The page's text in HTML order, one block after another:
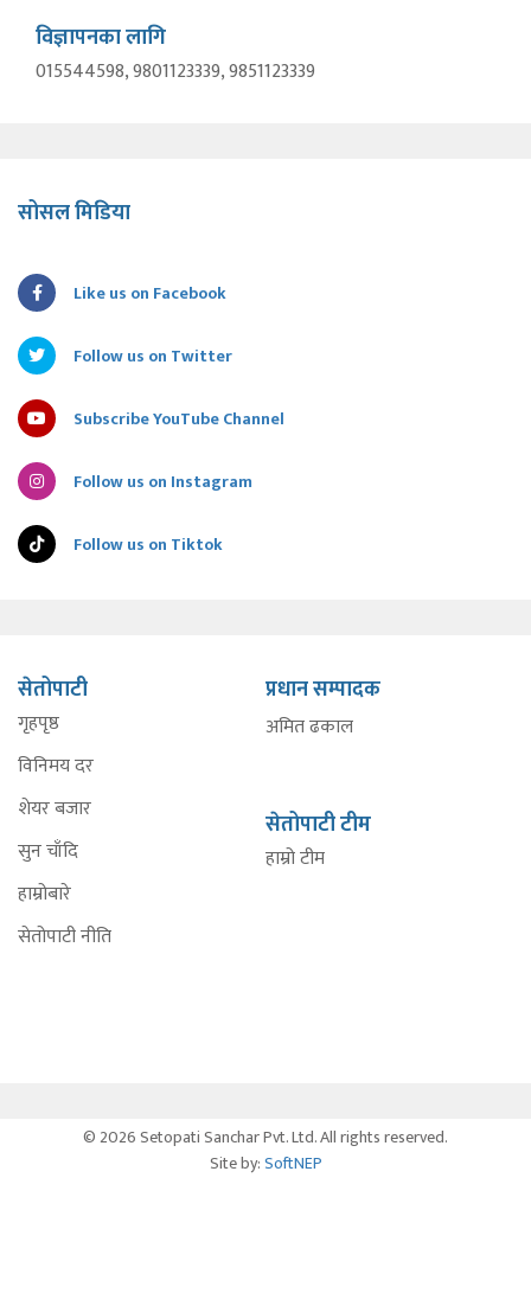
विज्ञापनका लागि
015544598, 9801123339, 9851123339
सोसल मिडिया
Like us on Facebook
Follow us on Twitter
Subscribe YouTube Channel
Follow us on Instagram
Follow us on Tiktok
सेतोपाटी
गृहपृष्ठ
विनिमय दर
शेयर बजार
सुन चाँदि
हाम्रोबारे
सेतोपाटी नीति
प्रधान सम्पादक
अमित ढकाल
सेतोपाटी टीम
हाम्रो टीम
© 2026 Setopati Sanchar Pvt. Ltd. All rights reserved.
Site by:SoftNEP